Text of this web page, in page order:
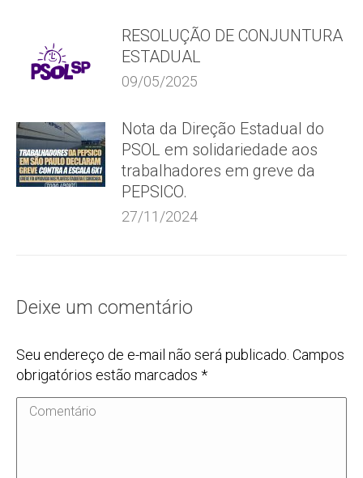
RESOLUÇÃO DE CONJUNTURA
ESTADUAL
09/05/2025
Nota da Direção Estadual do
PSOL em solidariedade aos
trabalhadores em greve da
PEPSICO.
27/11/2024
Deixe um comentário
Seu endereço de e-mail não será publicado. Campos
obrigatórios estão marcados *
Comentário